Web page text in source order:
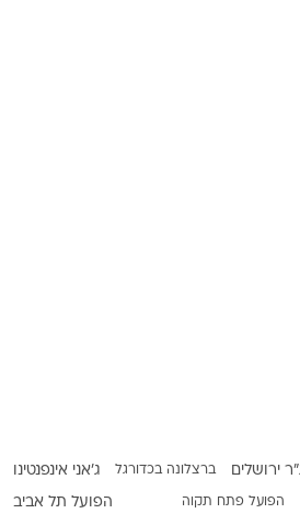
ירושלים ברצלונה בכדורגל ג'אני אינפנטינו
הפועל פתח תקוה הפועל תל אביב